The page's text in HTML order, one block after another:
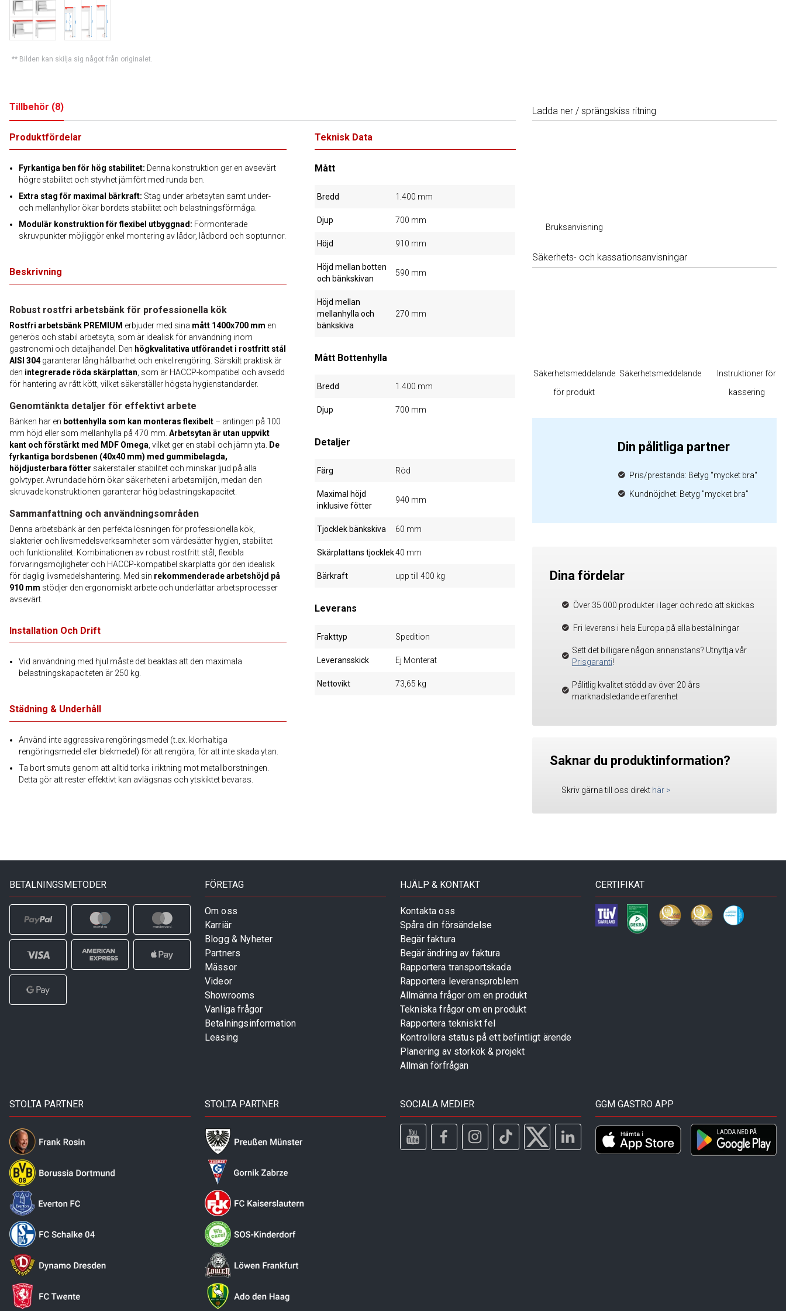
** Bilden kan skilja sig något från originalet.
Tillbehör (8)
Produktfördelar
Fyrkantiga ben för hög stabilitet: Denna konstruktion ger en avsevärt
högre stabilitet och styvhet jämfört med runda ben.
Extra stag för maximal bärkraft: Stag under arbetsytan samt under-
och mellanhyllor ökar bordets stabilitet och belastningsförmåga.
Modulär konstruktion för flexibel utbyggnad: Förmonterade
skruvpunkter möjliggör enkel montering av lådor, lådbord och soptunnor.
Beskrivning
Robust rostfri arbetsbänk för professionella kök
Rostfri arbetsbänk PREMIUM erbjuder med sina mått 1400x700 mm en
generös och stabil arbetsyta, som är idealisk för användning inom
gastronomi och detaljhandel. Den högkvalitativa utförandet i rostfritt stål
AISI 304garanterar lång hållbarhet och enkel rengöring. Särskilt praktisk är
den integrerade röda skärplattan , som är HACCP-kompatibel och avsedd
för hantering av rått kött, vilket säkerställer högsta hygienstandarder.
Genomtänkta detaljer för effektivt arbete
Bänken har en bottenhylla som kan monteras flexibelt – antingen på 100
mm höjd eller som mellanhylla på 470 mm. Arbetsytan är utan uppvikt
kant och förstärkt med MDF Omega , vilket ger en stabil och jämn yta.
De
fyrkantiga bordsbenen (40x40 mm) med gummibelagda,
höjdjusterbara fötter säkerställer stabilitet och minskar ljud på alla
golvtyper. Avrundade hörn ökar säkerheten i arbetsmiljön, medan den
skruvade konstruktionen garanterar hög belastningskapacitet.
Sammanfattning och användningsområden
Denna arbetsbänk är den perfekta lösningen för professionella kök,
slakterier och livsmedelsverksamheter som värdesätter hygien, stabilitet
och funktionalitet. Kombinationen av robust rostfritt stål, flexibla
förvaringsmöjligheter och HACCP-kompatibel skärplatta gör den idealisk
för daglig livsmedelshantering. Med sin rekommenderade arbetshöjd på
910 mm stödjer den ergonomiskt arbete och underlättar arbetsprocesser
avsevärt.
Installation Och Drift
Vid användning med hjul måste det beaktas att den maximala
belastningskapaciteten är 250 kg.
Städning & Underhåll
Använd inte aggressiva rengöringsmedel (t.ex. klorhaltiga
rengöringsmedel eller blekmedel) för att rengöra, för att inte skada ytan.
Ta bort smuts genom att alltid torka i riktning mot metallborstningen.
Detta gör att rester effektivt kan avlägsnas och ytskiktet bevaras.
Teknisk Data
Mått
Bredd 1.400 mm
Djup 700 mm
Höjd 910 mm
Höjd mellan botten
och bänkskivan
590 mm
Höjd mellan
mellanhylla och
bänkskiva
270 mm
Mått Bottenhylla
Bredd 1.400 mm
Djup 700 mm
Detaljer
Färg Röd
Maximal höjd
inklusive fötter
940 mm
Tjocklek bänkskiva 60 mm
Skärplattans tjocklek40 mm
Bärkraft upp till 400 kg
Leverans
Frakttyp Spedition
Leveransskick Ej Monterat
Nettovikt 73,65 kg
Ladda ner / sprängskiss ritning
Bruksanvisning
Säkerhets- och kassationsanvisningar
Säkerhetsmeddelande
för produkt
Säkerhetsmeddelande
Instruktioner för
kassering
Din pålitliga partner
Pris/prestanda: Betyg "mycket bra"
Kundnöjdhet: Betyg "mycket bra"
Dina fördelar
Över 35 000 produkter i lager och redo att skickas
Fri leverans i hela Europa på alla beställningar
Sett det billigare någon annanstans? Utnyttja vår
Prisgaranti!
Pålitlig kvalitet stödd av över 20 års
marknadsledande erfarenhet
Saknar du produktinformation?
Skriv gärna till oss direkt här >
BETALNINGSMETODER FÖRETAG
Om oss
Karriär
Blogg & Nyheter
Partners
Mässor
Videor
Showrooms
Vanliga frågor
Betalningsinformation
Leasing
HJÄLP & KONTAKT
Kontakta oss
Spåra din försändelse
Begär faktura
Begär ändring av faktura
Rapportera transportskada
Rapportera leveransproblem
Allmänna frågor om en produkt
Tekniska frågor om en produkt
Rapportera tekniskt fel
Kontrollera status på ett befintligt ärende
Planering av storkök & projekt
Allmän förfrågan
CERTIFIKAT
STOLTA PARTNER STOLTA PARTNER SOCIALA MEDIER GGM GASTRO APP